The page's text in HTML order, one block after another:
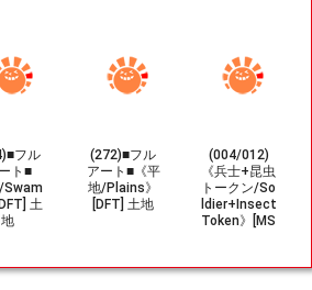
フル
ト■
/Swam
土
地
(272)■フル
アート■《平
地/Plains》
[DFT] 土地
(004/012)
《兵士+昆虫
トークン/So
ldier+Insect
Token》[MS